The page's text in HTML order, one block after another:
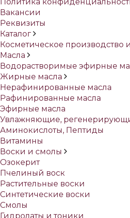
Вакансии
Реквизиты
Каталог
Косметическое производство
Масла
Водорастворимые эфирные
Жирные масла
Нерафинированные масла
Рафинированные масла
Эфирные масла
Увлажняющие,
Аминокислоты, Пептиды
Витамины
Воски и смолы
Озокерит
Пчелиный воск
Растительные воски
Синтетические воски
Смолы
Гидролаты и тоники